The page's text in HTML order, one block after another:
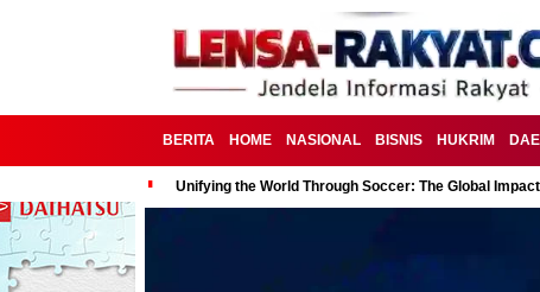
BERITA HOME NASIONAL BISNIS HUKRIM
Unifying the World Through Soccer: The Global